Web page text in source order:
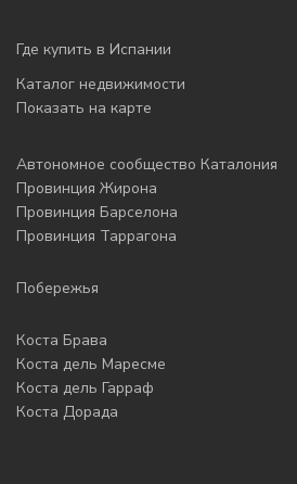
Где купить в Испании
Каталог недвижимости
Показать на карте
Автономное сообщество Каталония
Провинция Жирона
Провинция Барселона
Провинция Таррагона
Побережья
Коста Брава
Коста дель Маресме
Коста дель Гарраф
Коста Дорада